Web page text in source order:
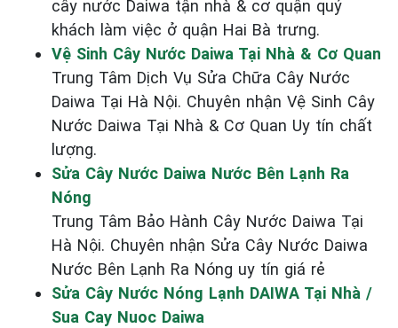
cây nước Daiwa tận nhà & cơ quận quý
khách làm việc ở quận Hai Bà trưng.
Vệ Sinh Cây Nước Daiwa Tại Nhà & Cơ Quan
Trung Tâm Dịch Vụ Sửa Chữa Cây Nước
Daiwa Tại Hà Nội. Chuyên nhận Vệ Sinh Cây
Nước Daiwa Tại Nhà & Cơ Quan Uy tín chất
lượng.
Sửa Cây Nước Daiwa Nước Bên Lạnh Ra
Nóng
Trung Tâm Bảo Hành Cây Nước Daiwa Tại
Hà Nội. Chuyên nhận Sửa Cây Nước Daiwa
Nước Bên Lạnh Ra Nóng uy tín giá rẻ
Sửa Cây Nước Nóng Lạnh DAIWA Tại Nhà /
Sua Cay Nuoc Daiwa